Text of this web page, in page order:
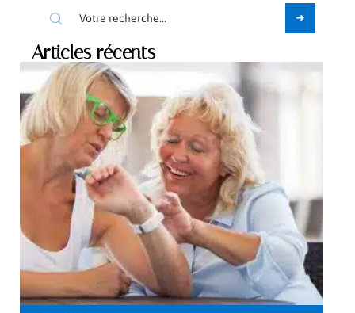
Articles récents